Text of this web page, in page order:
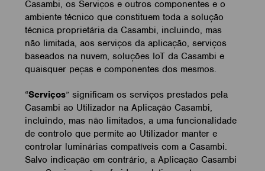
Casambi, os Serviços e outros componentes e o
ambiente técnico que constituem toda a solução
técnica proprietária da Casambi, incluindo, mas
não limitada, aos serviços da aplicação, serviços
baseados na nuvem, soluções IoT da Casambi e
quaisquer peças e componentes dos mesmos.
“Serviços” significam os serviços prestados pela
Casambi ao Utilizador na Aplicação Casambi,
incluindo, mas não limitados, a uma funcionalidade
de controlo que permite ao Utilizador manter e
controlar luminárias compatíveis com a Casambi.
Salvo indicação em contrário, a Aplicação Casambi